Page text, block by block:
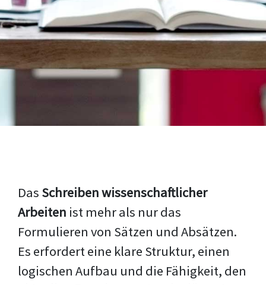
Das Schreiben wissenschaftlicher
Arbeiten ist mehr als nur das
Formulieren von Sätzen und Absätzen.
Es erfordert eine klare Struktur, einen
logischen Aufbau und die Fähigkeit, den